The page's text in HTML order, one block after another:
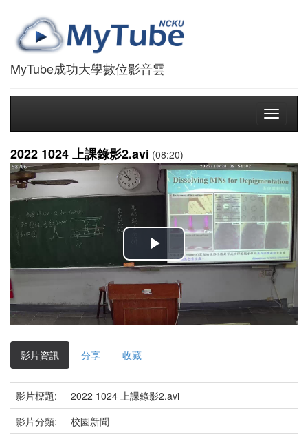
MyTube成功大學數位影音雲
Toggle
2022 1024 上課錄影2.avi (08:20)
播
放
影
影片資訊 分享 收藏
影片標題:
2022 1024 上課錄影2.avi
影片分類:
校園新聞